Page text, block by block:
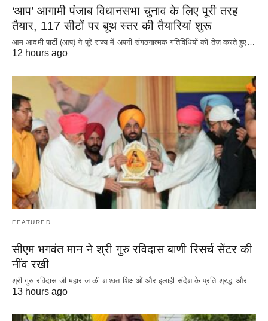
‘आप’ आगामी पंजाब विधानसभा चुनाव के लिए पूरी तरह
तैयार, 117 सीटों पर बूथ स्तर की तैयारियां शुरू
आम आदमी पार्टी (आप) ने पूरे राज्य में अपनी संगठनात्मक गतिविधियों को तेज़ करते हुए…
12 hours ago
FEATURED
सीएम भगवंत मान ने श्री गुरु रविदास बाणी रिसर्च सेंटर की
नींव रखी
श्री गुरु रविदास जी महाराज की शाश्वत शिक्षाओं और इलाही संदेश के प्रति श्रद्धा और…
13 hours ago